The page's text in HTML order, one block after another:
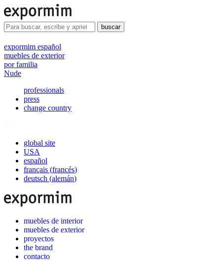
buscar
expormim español
muebles de exterior
por familia
Nude
professionals
press
change country
global site
USA
español
français (francés)
deutsch (alemán)
muebles de interior
muebles de exterior
proyectos
the brand
contacto